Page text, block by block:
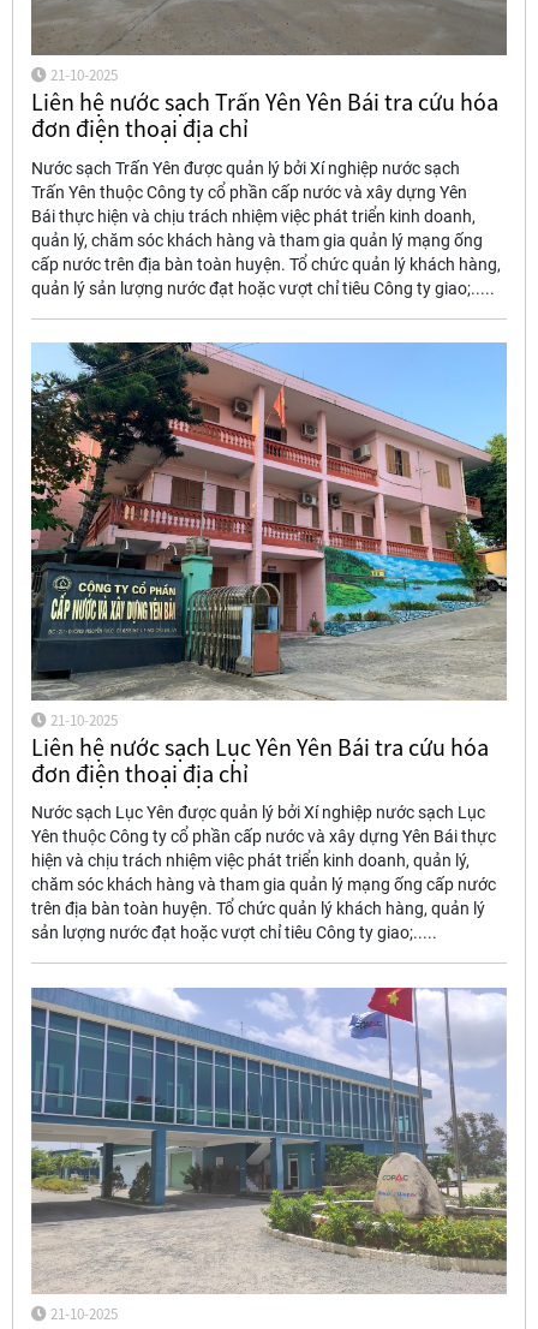
21-10-2025
Liên hệ nước sạch Trấn Yên Yên Bái tra cứu hóa
đơn điện thoại địa chỉ
Nước sạch Trấn Yên được quản lý bởi Xí nghiệp nước sạch
Trấn Yên thuộc Công ty cổ phần cấp nước và xây dựng Yên
Bái thực hiện và chịu trách nhiệm việc phát triển kinh doanh,
quản lý, chăm sóc khách hàng và tham gia quản lý mạng ống
cấp nước trên địa bàn toàn huyện. Tổ chức quản lý khách hàng,
quản lý sản lượng nước đạt hoặc vượt chỉ tiêu Công ty giao;.....
21-10-2025
Liên hệ nước sạch Lục Yên Yên Bái tra cứu hóa
đơn điện thoại địa chỉ
Nước sạch Lục Yên được quản lý bởi Xí nghiệp nước sạch Lục
Yên thuộc Công ty cổ phần cấp nước và xây dựng Yên Bái thực
hiện và chịu trách nhiệm việc phát triển kinh doanh, quản lý,
chăm sóc khách hàng và tham gia quản lý mạng ống cấp nước
trên địa bàn toàn huyện. Tổ chức quản lý khách hàng, quản lý
sản lượng nước đạt hoặc vượt chỉ tiêu Công ty giao;.....
21-10-2025